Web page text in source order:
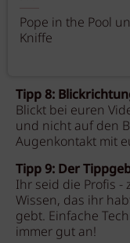
Pope in the Pool
Kniffe
Tipp 8:
Blickt bei euren
und nicht auf den
Augenkontakt mit
Tipp 9: Der
Ihr seid die Profis -
Wissen, das ihr
gebt. Einfache
immer gut an!